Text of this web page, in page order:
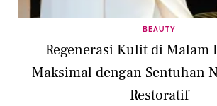
BEAUTY
Regenerasi Kulit di Malam
Maksimal dengan Sentuhan
Restoratif